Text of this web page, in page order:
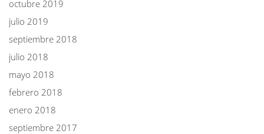
octubre 2019
julio 2019
septiembre 2018
julio 2018
mayo 2018
febrero 2018
enero 2018
septiembre 2017